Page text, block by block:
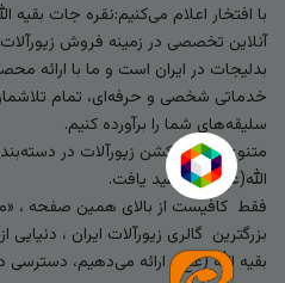
با افتخار اعلام می‌کنیم:نقره جات
آنلاین تخصصی در زمینه فروش
بدلیجات در ایران است و ما با ارائه
خدماتی شخصی و حرفه‌ای، تمام
سلیقه‌های شما را برآورده کنیم.
متنوع‌ترین کالکشن زیورآلات در
الله(عج) خواهید یافت.
فقط کافیست از بالای همین صفحه ،
بزرگترین گالری زیورآلات ایران ،
بقیه الله (عج) ارائه می‌دهیم، دسترسی